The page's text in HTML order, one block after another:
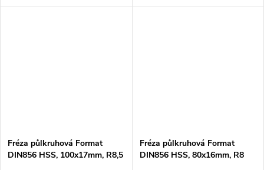
příčnou unášecí drážkou dle DIN
Fréza půlkruhová Format
DIN856 HSS, 100x17mm, R8,5
Fréza půlkruhová Format
DIN856 HSS, 80x16mm, R8